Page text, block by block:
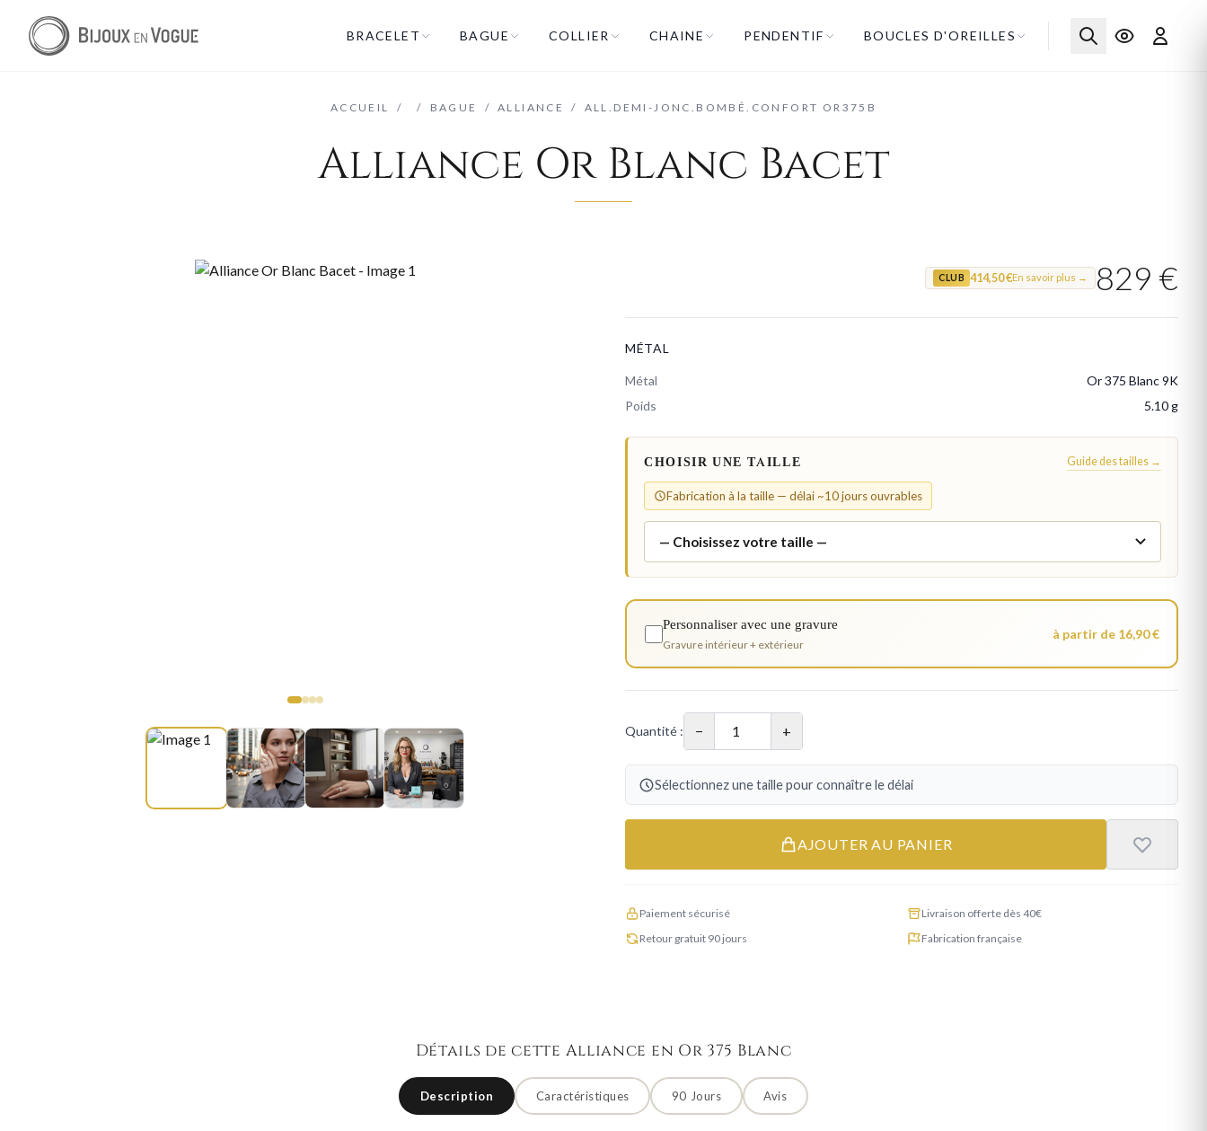
BRACELET BAGUE COLLIER CHAINE PENDENTIF BOUCLES D'OREILLES
ACCUEIL / / BAGUE / ALLIANCE / ALL.DEMI-JONC.BOMBÉ.CONFORT OR375B
Alliance Or Blanc Bacet
CLUB 414,50 €En savoir plus → 829 €
MÉTAL
Métal
Or 375 Blanc 9K
Poids
5.10 g
CHOISIR UNE TAILLE Guide des tailles →
Fabrication à la taille — délai ~10 jours ouvrables
Personnaliser avec une gravure
Gravure intérieur + extérieur
à partir de 16,90 €
Quantité : − +
Sélectionnez une taille pour connaître le délai
AJOUTER AU PANIER
Paiement sécurisé
Livraison offerte dès 40€
Retour gratuit 90 jours
Fabrication française
Détails de cette Alliance en Or 375 Blanc
Description Caractéristiques 90 Jours Avis